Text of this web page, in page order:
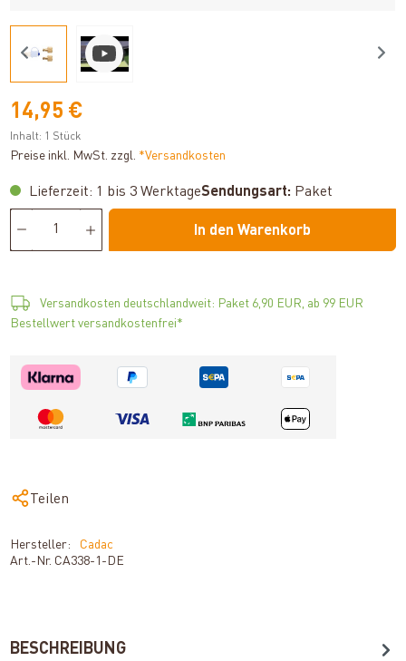
14,95 €
Inhalt: 1 Stück
Preise inkl. MwSt. zzgl. *Versandkosten
Lieferzeit: 1 bis 3 WerktageSendungsart: Paket
In den Warenkorb
Versandkosten deutschlandweit: Paket 6,90 EUR, ab 99 EUR
Bestellwert versandkostenfrei*
Teilen
Hersteller:
Cadac
Art.-Nr. CA338-1-DE
BESCHREIBUNG